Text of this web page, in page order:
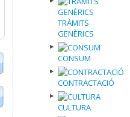
TRÀMITS
GENÈRICS
CONSUM
CONTRACTACIÓ
CULTURA